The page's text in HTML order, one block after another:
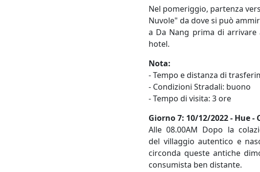
Nel pomeriggio, partenza
Nuvole" da dove si può
a Da Nang prima di
hotel.
Nota:
- Tempo e distanza di
- Condizioni Stradali: buono
- Tempo di visita: 3 ore
Giorno7: 10/12/2022 - Hue
Alle 08.00AM Dopo la
del villaggio autentico e
circonda queste antiche
consumista ben distante.